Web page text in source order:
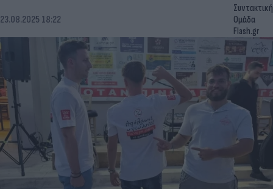
23.08.2025 18:22
Συντακτική
Ομάδα
Flash.gr